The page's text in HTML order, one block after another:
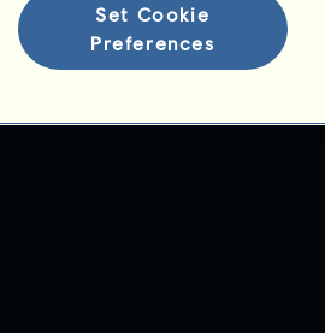
Set Cookie
Preferences